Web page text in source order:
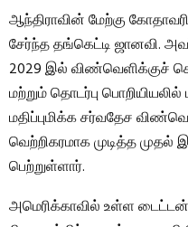
ஆந்திராவின் மேற்கு
சேர்ந்த தங்கெட்டி ஜானவி.
2029 இல் விண்வெளிக்குச்
மற்றும் தொடர்பு
மதிப்புமிக்க சர்வதேச
வெற்றிகரமாக முடித்த
பெற்றுள்ளார்.
அமெரிக்காவில் உள்ள